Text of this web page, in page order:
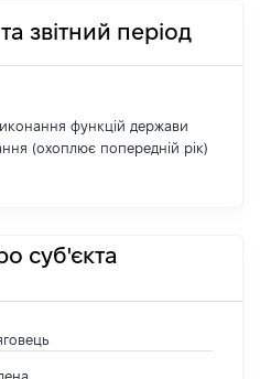
звітний період
функцій держави
(охоплює попередній рік)
суб'єкта